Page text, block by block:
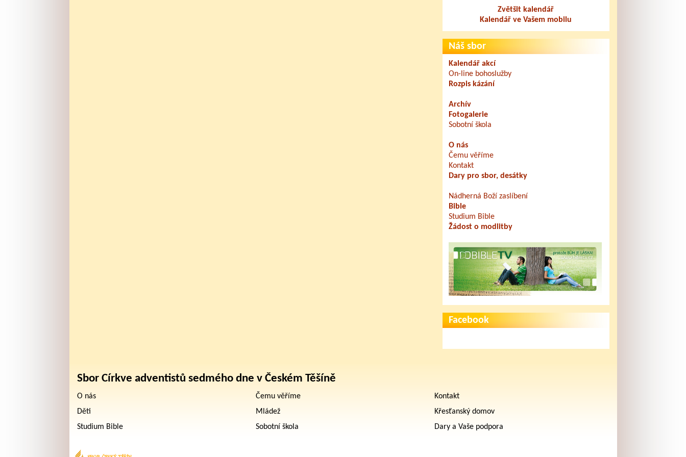
Zvětšit kalendář
Kalendář ve Vašem mobilu
Náš sbor
Kalendář akcí
On-line bohoslužby
Rozpis kázání
Archív
Fotogalerie
Sobotní škola
O nás
Čemu věříme
Kontakt
Dary pro sbor, desátky
Nádherná Boží zaslíbení
Bible
Studium Bible
Žádost o modlitby
Facebook
Sbor Církve adventistů sedmého dne v Českém Těšíně
O nás Čemu věříme
Kontakt
Děti
Mládež
Křesťanský domov
Studium Bible
Sobotní škola Dary a Vaše podpora